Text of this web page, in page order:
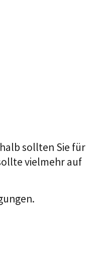
sollten Sie für
vielmehr auf